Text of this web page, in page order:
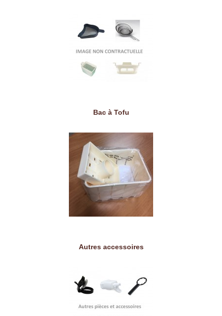
Bac à Tofu
Autres accessoires